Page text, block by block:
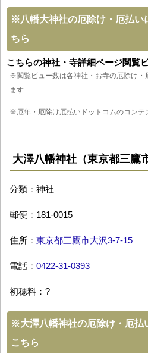
※八幡大神社の厄除け・厄払い
ちら
こちらの神社・寺詳細ページ閲覧
※閲覧ビュー数は各神社・お寺の厄除け・
ます
※厄年・厄除け厄払いドットコムのコンテ
大澤八幡神社（東京都三鷹
分類：神社
郵便：181-0015
住所： 東京都三鷹市大沢3-7-15
電話： 0422-31-0393
初穂料：?
※大澤八幡神社の厄除け・厄払
こちら